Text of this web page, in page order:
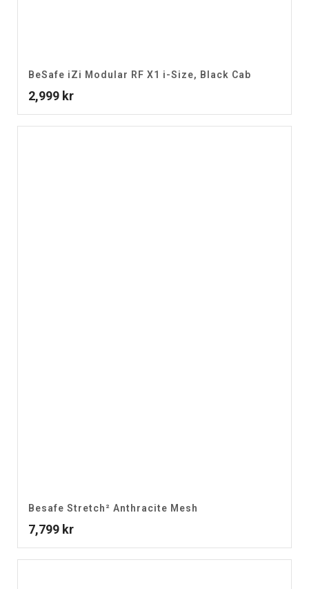
BeSafe iZi Modular RF X1 i-Size, Black Cab
2,999 kr
Besafe Stretch² Anthracite Mesh
7,799 kr